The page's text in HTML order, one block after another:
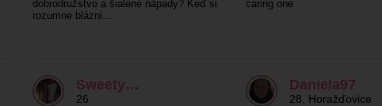
dobrodružstvo a šialené nápady? Keď si
rozumne blázni…
caring one
Sweety…
26
Daniela97
28 Horažďovice